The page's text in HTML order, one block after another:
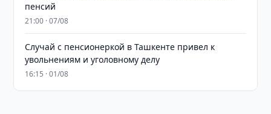
пенсий
21:00 · 07/08
Случай с пенсионеркой в Ташкенте привел к
увольнениям и уголовному делу
16:15 · 01/08